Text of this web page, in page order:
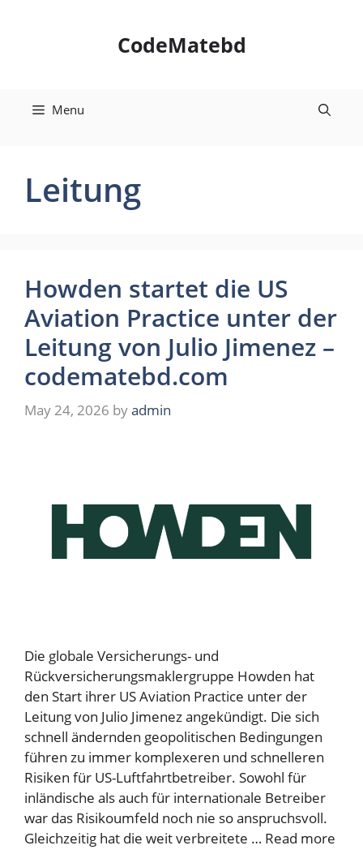
CodeMatebd
Menu
Leitung
Howden startet die US
Aviation Practice unter der
Leitung von Julio Jimenez –
codematebd.com
May 24, 2026 byadmin
Die globale Versicherungs- und
Rückversicherungsmaklergruppe Howden hat
den Start ihrer US Aviation Practice unter der
Leitung von Julio Jimenez angekündigt. Die sich
schnell ändernden geopolitischen Bedingungen
führen zu immer komplexeren und schnelleren
Risiken für US-Luftfahrtbetreiber. Sowohl für
inländische als auch für internationale Betreiber
war das Risikoumfeld noch nie so anspruchsvoll.
Gleichzeitig hat die weit verbreitete … Read more